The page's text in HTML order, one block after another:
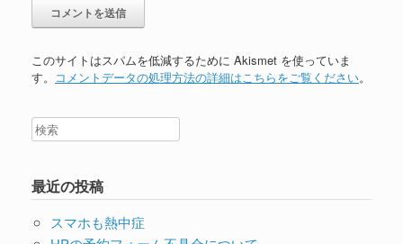
このサイトはスパムを低減するために Akismet を使っていま
す。 コメントデータの処理方法の詳細はこちらをご覧ください。
最近の投稿
スマホも熱中症